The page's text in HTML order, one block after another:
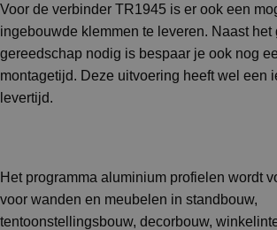
Voor de verbinder TR1945 is er ook een
ingebouwde klemmen te leveren. Naast het
gereedschap nodig is bespaar je ook nog
montagetijd. Deze uitvoering heeft wel een
levertijd.
Het programma aluminium profielen wordt
voor wanden en meubelen in standbouw,
tentoonstellingsbouw, decorbouw,